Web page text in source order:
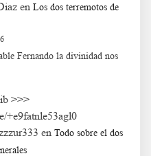
en Los dos terremotos de
Fernando la divinidad nos
>>>
+e9fatnle53agl0
en Todo sobre el dos